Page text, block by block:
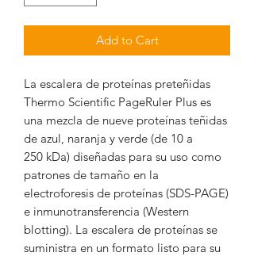
Add to Cart
La escalera de proteínas preteñidas
Thermo Scientific PageRuler Plus es
una mezcla de nueve proteínas teñidas
de azul, naranja y verde (de 10 a
250 kDa) diseñadas para su uso como
patrones de tamaño en la
electroforesis de proteínas (SDS-PAGE)
e inmunotransferencia (Western
blotting). La escalera de proteínas se
suministra en un formato listo para su